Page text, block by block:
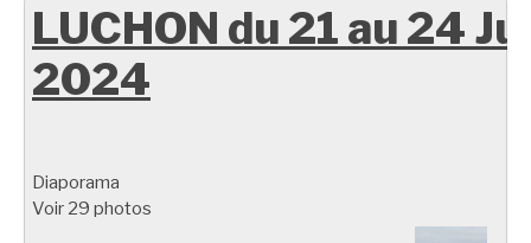
LUCHON du 21 au 24
2024
Diaporama
Voir 29 photos